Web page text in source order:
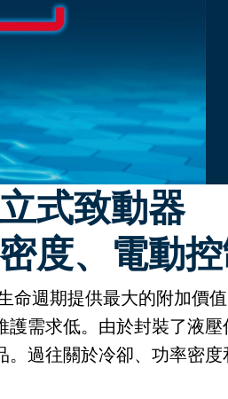
式致動器
度、電動
週期提供最大的附加價
需求低。由於封裝了液
過往關於冷卻、功率密